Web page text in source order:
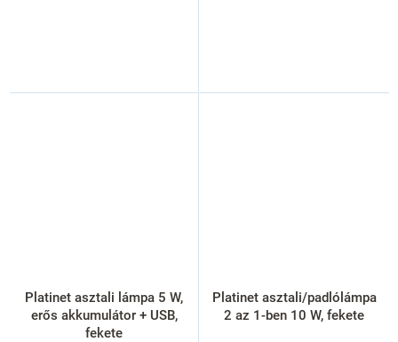
Platinet asztali lámpa 5 W,
erős akkumulátor + USB,
fekete
Platinet asztali/padlólámpa
2 az 1-ben 10 W, fekete